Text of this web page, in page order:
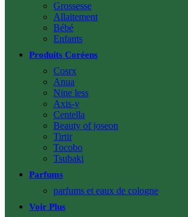
Grossesse
Allaitement
Bébé
Enfants
Produits Coréens
Cosrx
Anua
Nine less
Axis-y
Centella
Beauty of joseon
Tirtir
Tocobo
Tsubaki
Parfums
parfums et eaux de cologne
Voir Plus